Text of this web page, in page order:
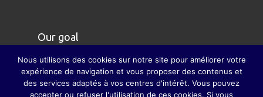
Our goal
Our goal is to restore the true meaning of the
family and to compensate, as far as possible, for
Nous utilisons des cookies sur notre site pour améliorer votre
expérience de navigation et vous proposer des contenus et
des services adaptés à vos centres d'intérêt. Vous pouvez
accepter ou refuser l'utilisation de ces cookies. Si vous